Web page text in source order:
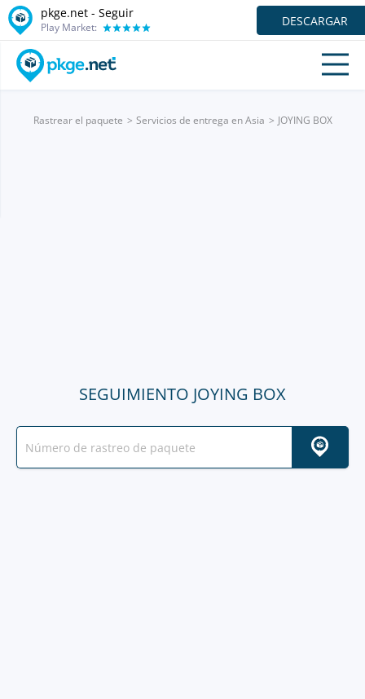
pkge.net - Seguir
Play Market: DESCARGAR
Rastrear el paquete Servicios de entrega en Asia JOYING BOX
SEGUIMIENTO JOYING BOX